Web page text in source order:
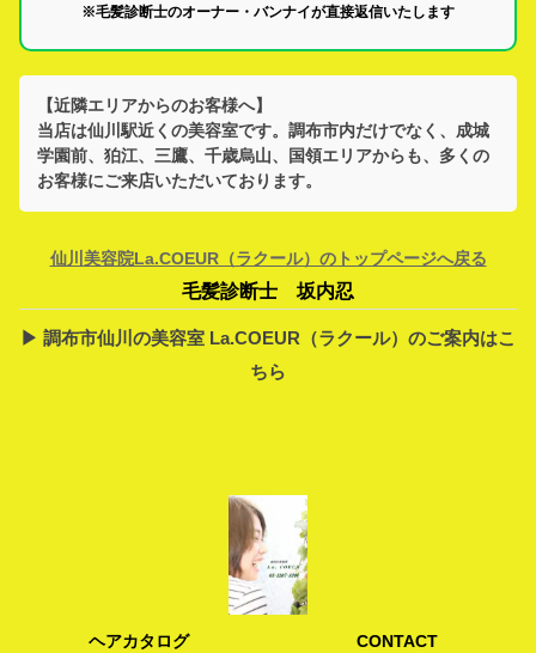
※毛髪診断士のオーナー・バンナイが直接返信いたします
【近隣エリアからのお客様へ】
当店は仙川駅近くの美容室です。 調布市内だけでなく、 成城
学園前、狛江、三鷹、千歳烏山、国領エリアからも、多くの
お客様にご来店いただいております。
仙川美容院La.COEUR（ラクール）のトップページへ戻る
毛髪診断士 坂内忍
▶︎ 調布市仙川の美容室 La.COEUR（ラクール）のご案内はこ
ちら
ヘアカタログ CONTACT